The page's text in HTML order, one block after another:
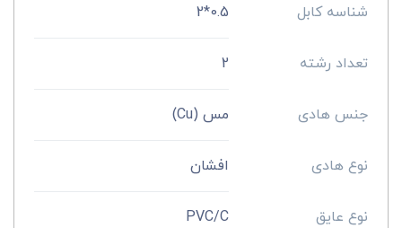
شناسه کابل 0.5*2
تعداد رشته 2
جنس هادی مس (Cu)
نوع هادی افشان
نوع عایق PVC/C